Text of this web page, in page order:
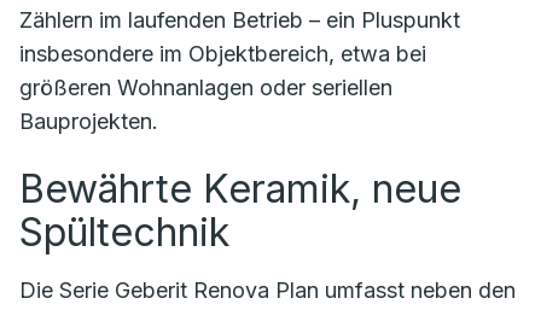
Zählern im laufenden Betrieb – ein Pluspunkt
insbesondere im Objektbereich, etwa bei
größeren Wohnanlagen oder seriellen
Bauprojekten.
Bewährte Keramik, neue
Spültechnik
Die Serie Geberit Renova Plan umfasst neben den